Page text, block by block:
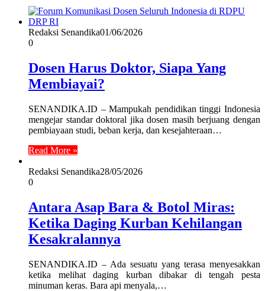
Redaksi Senandika01/06/2026
0
Dosen Harus Doktor, Siapa Yang
Membiayai?
SENANDIKA.ID – Mampukah pendidikan tinggi Indonesia
mengejar standar doktoral jika dosen masih berjuang dengan
pembiayaan studi, beban kerja, dan kesejahteraan…
Read More »
Redaksi Senandika28/05/2026
0
Antara Asap Bara & Botol Miras:
Ketika Daging Kurban Kehilangan
Kesakralannya
SENANDIKA.ID – Ada sesuatu yang terasa menyesakkan
ketika melihat daging kurban dibakar di tengah pesta
minuman keras. Bara api menyala,…